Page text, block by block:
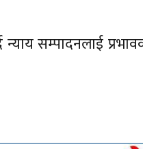
सम्पादनलाई